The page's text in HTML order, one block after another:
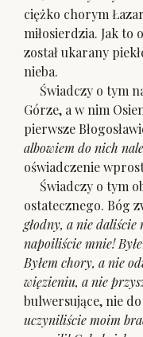
ciężko chorym
miłosierdzia. Jak to
został ukarany
nieba.
Świadczy o tym
Górze, a w nim
pierwsze
albowiem do nich
oświadczenie
Świadczy o tym
ostatecznego. Bóg
głodny, a nie daliście
napoiliście mnie!
Byłem chory, a nie
więzieniu, a nie
bulwersujące, nie
uczyniliście moim